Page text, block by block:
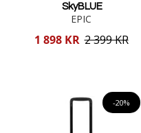
SkyBLUE
EPIC
Reducerat
1 898 KR 2 399 KR
-20%